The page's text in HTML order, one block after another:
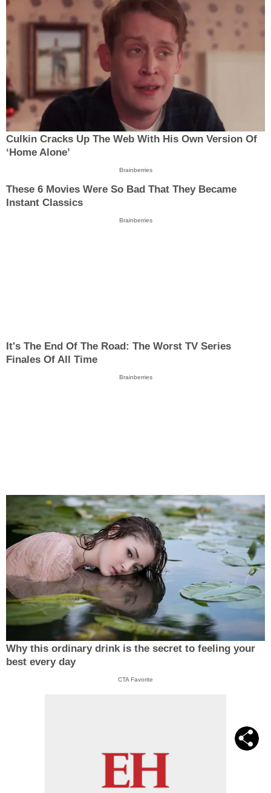
Culkin Cracks Up The Web With His Own Version Of
‘Home Alone’
Brainberries
These 6 Movies Were So Bad That They Became
Instant Classics
Brainberries
It's The End Of The Road: The Worst TV Series
Finales Of All Time
Brainberries
Why this ordinary drink is the secret to feeling your
best every day
CTA Favorite